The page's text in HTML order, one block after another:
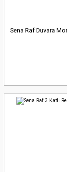
Sena Raf Duvara